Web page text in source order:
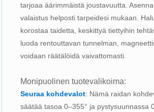
tarjoaa äärimmäistä joustavuutta.
valaistus helposti tarpeidesi mukaan.
korostaa taidetta, keskittyä tiettyihin
luoda rentouttavan tunnelman,
voidaan räätälöidä vaivattomasti.
Monipuolinen tuotevalikoima:
Seuraa kohdevalot: Nämä raidan
säätää tasoa 0–355° ja pystysuunnassa